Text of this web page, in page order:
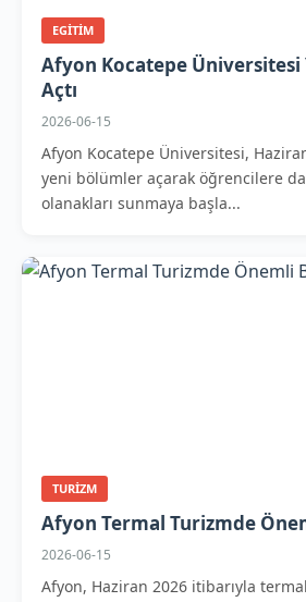
EGITIM
Afyon Kocatepe
Açtı
2026-06-15
Afyon Kocatepe Üniversitesi,
yeni bölümler açarak öğrencilere
olanakları sunmaya başla...
TURIZM
Afyon Termal Turizmde
2026-06-15
Afyon, Haziran 2026 itibarıyla